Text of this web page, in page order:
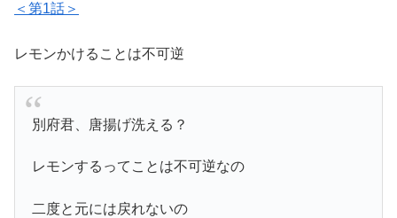
＜第1話＞
レモンかけることは不可逆
別府君、唐揚げ洗える？
レモンするってことは不可逆なの
二度と元には戻れないの